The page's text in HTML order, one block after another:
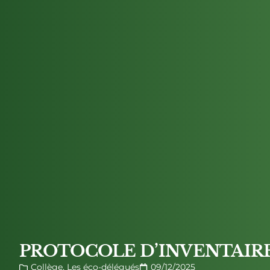
PROTOCOLE
Collège, Les éco-délégués 09/12/2025